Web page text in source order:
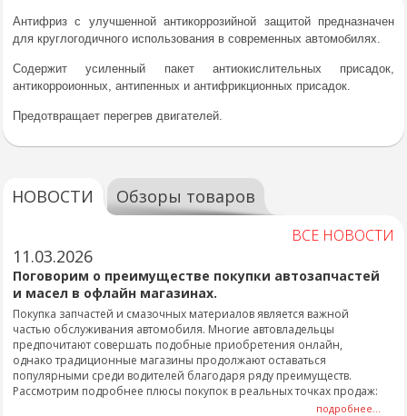
Антифриз с улучшенной антикоррозийной защитой предназначен
для круглогодичного использования в современных автомобилях.
Содержит усиленный пакет антиокислительных присадок,
антикорроионных, антипенных и антифрикционных присадок.
Предотвращает перегрев двигателей.
НОВОСТИ Обзоры товаров
ВСЕ НОВОСТИ
11.03.2026
Поговорим о преимуществе покупки автозапчастей
и масел в офлайн магазинах.
Покупка запчастей и смазочных материалов является важной
частью обслуживания автомобиля. Многие автовладельцы
предпочитают совершать подобные приобретения онлайн,
однако традиционные магазины продолжают оставаться
популярными среди водителей благодаря ряду преимуществ.
Рассмотрим подробнее плюсы покупок в реальных точках продаж:
подробнее...